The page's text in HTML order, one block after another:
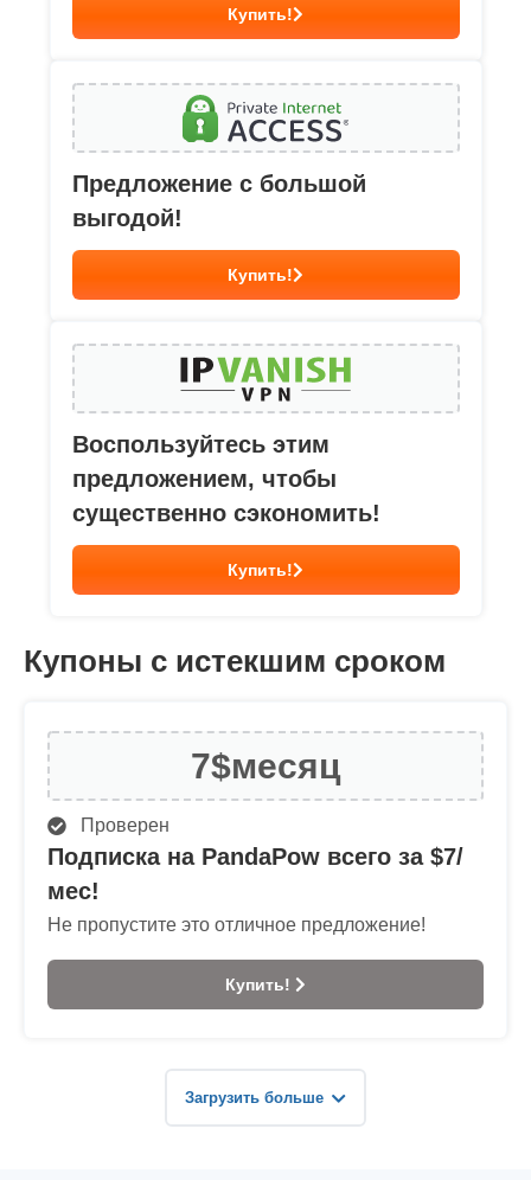
Купить!
Предложение с большой
выгодой!
Купить!
Воспользуйтесь этим
предложением, чтобы
существенно сэкономить!
Купить!
Купоны с истекшим сроком
7$месяц
Проверен
Подписка на PandaPow всего за $7/
мес!
Не пропустите это отличное предложение!
Купить!
Загрузить больше